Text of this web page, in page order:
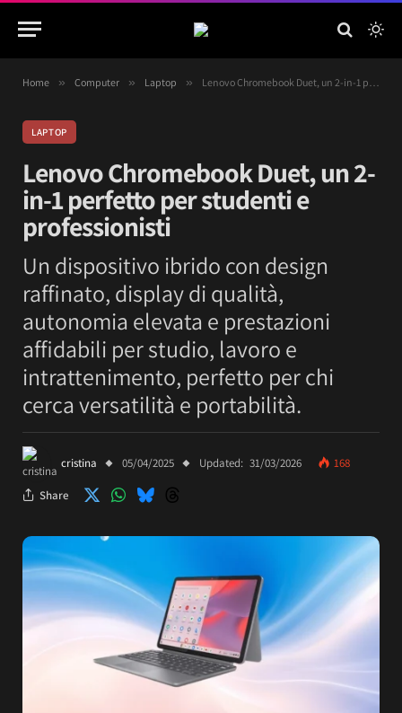
Home » Computer » Laptop » Lenovo Chromebook Duet, un 2-in-1 perfetto per studenti e professionisti
LAPTOP
Lenovo Chromebook Duet, un 2-
in-1 perfetto per studenti e
professionisti
Un dispositivo ibrido con design
raffinato, display di qualità,
autonomia elevata e prestazioni
affidabili per studio, lavoro e
intrattenimento, perfetto per chi
cerca versatilità e portabilità.
cristina 05/04/2025 Updated: 31/03/2026 168
Share